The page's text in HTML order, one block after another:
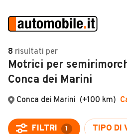
Auto
Auto usate
Auto Km 0
Auto Nuove
VENDI
MAGAZINE
ACCEDI
8 risultati per
Motrici per
Conca dei Marini
Conca dei Marini (+100 km)
FILTRI 1 TIPO DI